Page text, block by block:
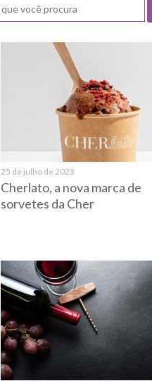
25 de julho de 2023
Cherlato, a nova marca de
sorvetes da Cher